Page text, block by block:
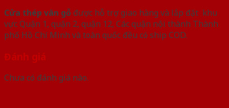
Cửa thép vân gỗ được hỗ trợ giao hàng và lắp đặt khu
vực Quận 1, quận 2, quận 12, Các quận nội thành Thành
phố Hồ Chí Minh và toàn quốc đều có ship COD.
Đánh giá
Chưa có đánh giá nào.